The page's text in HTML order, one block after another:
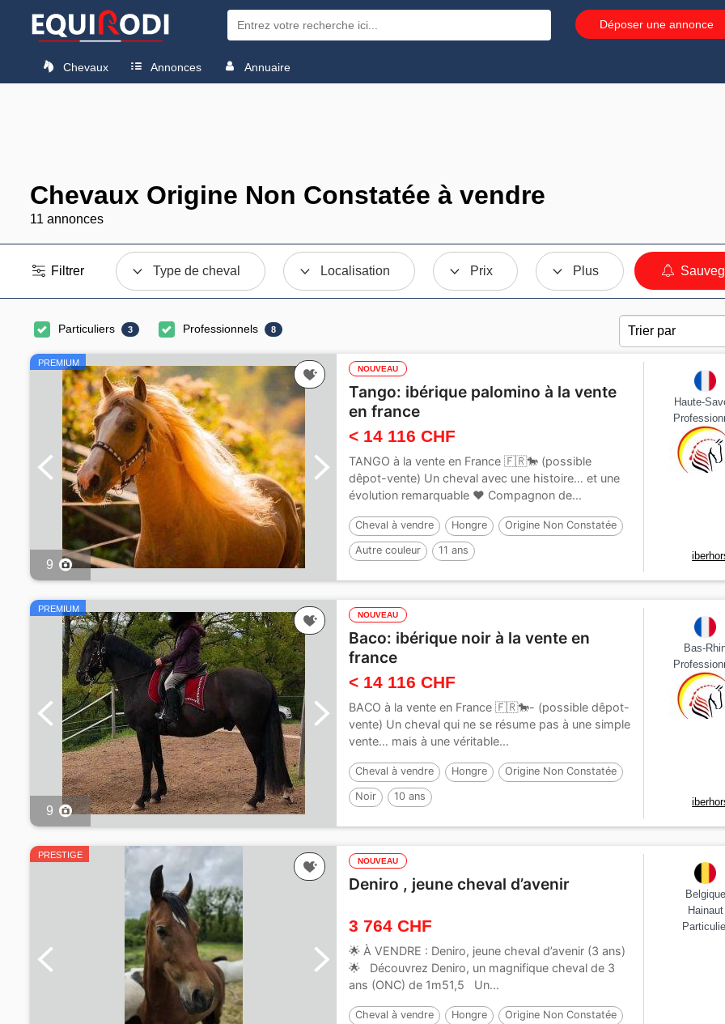
Déposer une annonce
Chevaux Annonces Annuaire
Chevaux Origine Non Constatée à vendre
11 annonces
Filtrer Type de cheval Localisation Prix Plus
Particuliers 3 Professionnels 8
PREMIUM
9
NOUVEAU
Tango: ibérique palomino à la vente
en france
< 14 116 CHF
TANGO à la vente en France 🇫🇷🐎 (possible
dêpot-vente) Un cheval avec une histoire… et une
évolution remarquable ❤️ Compagnon de...
Cheval à vendre Hongre Origine Non Constatée
Autre couleur 11 ans
Haute-
PREMIUM
9
NOUVEAU
Baco: ibérique noir à la vente en
france
< 14 116 CHF
BACO à la vente en France 🇫🇷🐎- (possible dêpot-
vente) Un cheval qui ne se résume pas à une simple
vente… mais à une véritable...
Cheval à vendre Hongre Origine Non Constatée
Noir 10 ans
Bas-
PRESTIGE
NOUVEAU
Deniro , jeune cheval d’avenir
3 764 CHF
🌟 À VENDRE : Deniro, jeune cheval d’avenir (3 ans)
🌟 Découvrez Deniro, un magnifique cheval de 3
ans (ONC) de 1m51,5 Un...
Cheval à vendre Hongre Origine Non Constatée
Belgique
Hainaut